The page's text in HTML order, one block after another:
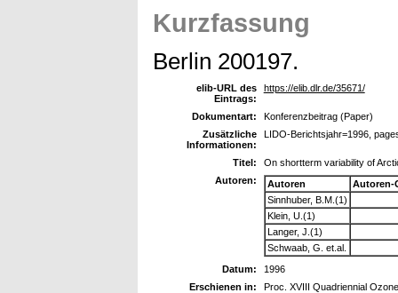
Kurzfassung
Berlin 200197.
elib-URL des
Eintrags:
https://elib.dlr.de/35671/
Dokumentart:
Konferenzbeitrag (Paper)
Zusätzliche
Informationen:
LIDO-Berichtsjahr=1996,
Titel:
On shortterm variability of
Autoren:
Autoren
Autoren-
Sinnhuber, B.M.(1)
Klein, U.(1)
Langer, J.(1)
Schwaab, G. et.al.
Datum:
1996
Erschienen in:
Proc. XVIII Quadriennial